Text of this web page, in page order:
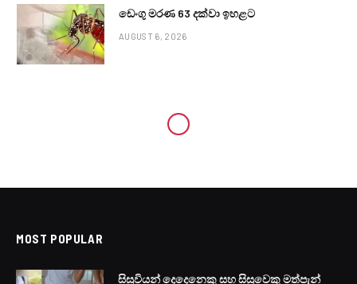
ඩෙංගු මරණ 63 දක්වා ඉහළට
AUGUST 6, 2026
MOST POPULAR
සිසුවියන් දෙදෙනෙකු සහ සිසුවෙකු මත්පැන්